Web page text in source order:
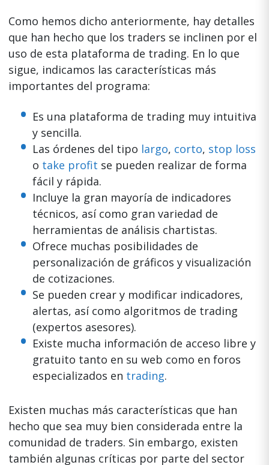
Como hemos dicho anteriormente, hay detalles
que han hecho que los traders se inclinen por el
uso de esta plataforma de trading. En lo que
sigue, indicamos las características más
importantes del programa:
Es una plataforma de trading muy intuitiva
y sencilla.
Las órdenes del tipo largo, corto, stop loss
o take profit se pueden realizar de forma
fácil y rápida.
Incluye la gran mayoría de indicadores
técnicos, así como gran variedad de
herramientas de análisis chartistas.
Ofrece muchas posibilidades de
personalización de gráficos y visualización
de cotizaciones.
Se pueden crear y modificar indicadores,
alertas, así como algoritmos de trading
(expertos asesores).
Existe mucha información de acceso libre y
gratuito tanto en su web como en foros
especializados en trading.
Existen muchas más características que han
hecho que sea muy bien considerada entre la
comunidad de traders. Sin embargo, existen
también algunas críticas por parte del sector